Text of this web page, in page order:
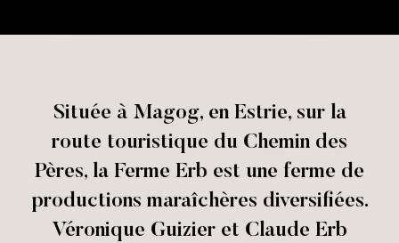
Située à Magog, en Estrie, sur la
route touristique du Chemin des
Pères, la Ferme Erb est une ferme de
productions maraîchères diversifiées.
Véronique Guizier et Claude Erb